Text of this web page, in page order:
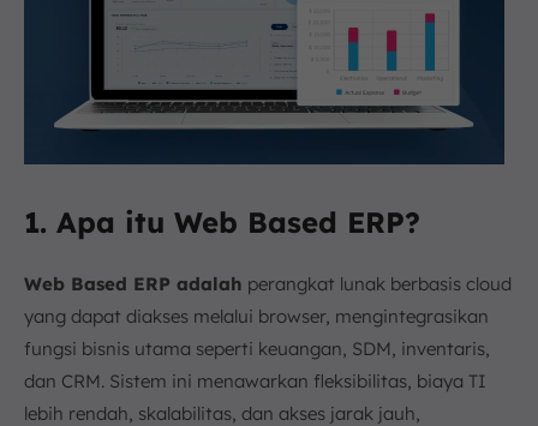
1. Apa itu Web Based ERP?
Web Based ERP adalah perangkat lunak berbasis cloud
yang dapat diakses melalui browser, mengintegrasikan
fungsi bisnis utama seperti keuangan, SDM, inventaris,
dan CRM. Sistem ini menawarkan fleksibilitas, biaya TI
lebih rendah, skalabilitas, dan akses jarak jauh,